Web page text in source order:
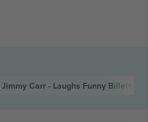
Jimmy Carr - Laughs Funny Billetter